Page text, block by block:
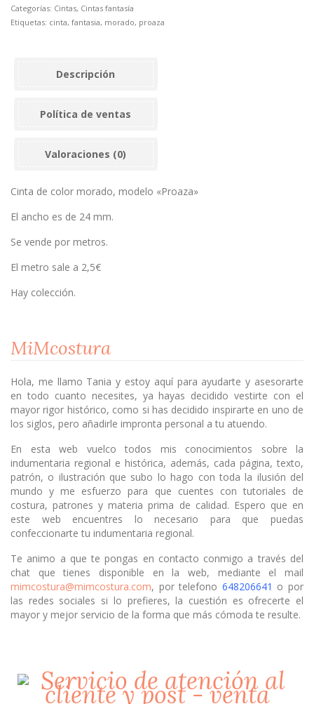
Categorías: Cintas, Cintas fantasía
Etiquetas: cinta, fantasia, morado, proaza
Descripción
Política de ventas
Valoraciones (0)
Cinta de color morado, modelo «Proaza»
El ancho es de 24 mm.
Se vende por metros.
El metro sale a 2,5€
Hay colección.
MiMcostura
Hola, me llamo Tania y estoy aquí para ayudarte y asesorarte
en todo cuanto necesites, ya hayas decidido vestirte con el
mayor rigor histórico, como si has decidido inspirarte en uno de
los siglos, pero añadirle impronta personal a tu atuendo.
En esta web vuelco todos mis conocimientos sobre la
indumentaria regional e histórica, además, cada página, texto,
patrón, o ilustración que subo lo hago con toda la ilusión del
mundo y me esfuerzo para que cuentes con tutoriales de
costura, patrones y materia prima de calidad. Espero que en
este web encuentres lo necesario para que puedas
confeccionarte tu indumentaria regional.
Te animo a que te pongas en contacto conmigo a través del
chat que tienes disponible en la web, mediante el mail
mimcostura@mimcostura.com, por telefono 648206641 o por
las redes sociales si lo prefieres, la cuestión es ofrecerte el
mayor y mejor servicio de la forma que más cómoda te resulte.